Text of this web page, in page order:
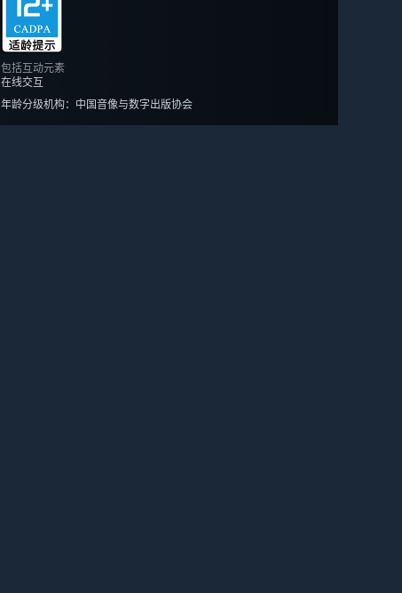
包括互动元素
在线交互
年龄分级机构：中国音像与数字出版协会